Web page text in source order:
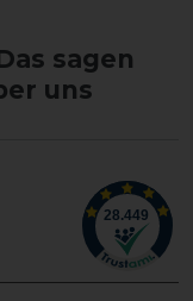
sagen
uns